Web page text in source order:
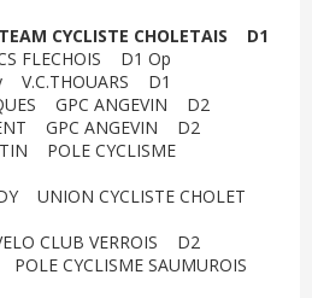
CYCLISTE CHOLETAIS D1
FLECHOIS D1 Op
D1
GPC ANGEVIN D2
GPC ANGEVIN D2
POLE CYCLISME
UNION CYCLISTE CHOLET
CLUB VERROIS D2
CYCLISME SAUMUROIS